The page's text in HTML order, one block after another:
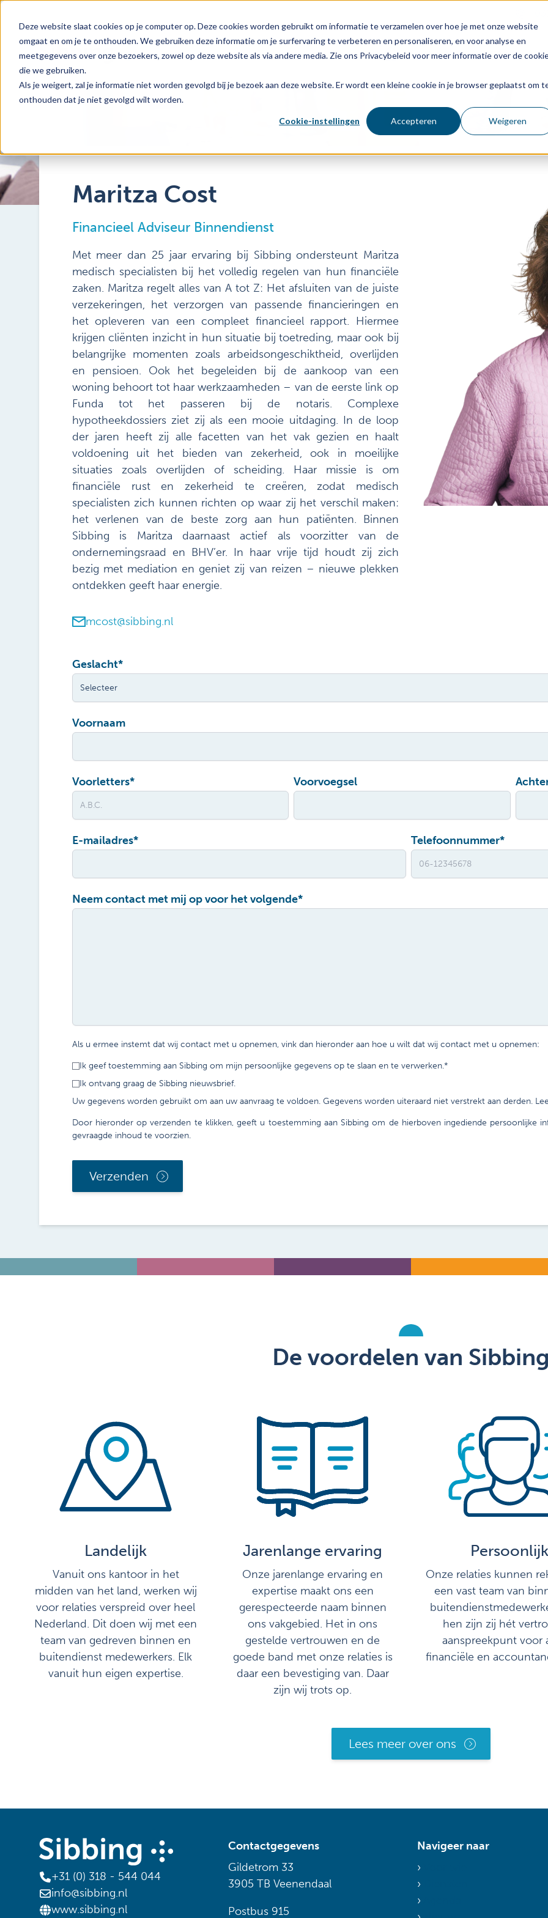
Deze website slaat cookies op je computer op. Deze cookies worden gebruikt om informatie te verzamelen over hoe je met onze website
omgaat en om je te onthouden. We gebruiken deze informatie om je surfervaring te verbeteren en personaliseren, en voor analyse en
meetgegevens over onze bezoekers, zowel op deze website als via andere media. Zie ons Privacybeleid voor meer informatie over de
die we gebruiken.
Als je weigert, zal je informatie niet worden gevolgd bij je bezoek aan deze website. Er wordt een kleine cookie in je browser geplaatst om
onthouden dat je niet gevolgd wilt worden.
Cookie-instellingen Accepteren Weigeren
Voor wie Diensten
Maritza Cost
Financieel Adviseur Binnendienst
Met meer dan 25 jaar ervaring bij Sibbing ondersteunt Maritza
medisch specialisten bij het volledig regelen van hun financiële
zaken. Maritza regelt alles van A tot Z: Het afsluiten van de juiste
verzekeringen, het verzorgen van passende financieringen en
het opleveren van een compleet financieel rapport. Hiermee
krijgen cliënten inzicht in hun situatie bij toetreding, maar ook bij
belangrijke momenten zoals arbeidsongeschiktheid, overlijden
en pensioen. Ook het begeleiden bij de aankoop van een
woning behoort tot haar werkzaamheden – van de eerste link op
Funda tot het passeren bij de notaris. Complexe
hypotheekdossiers ziet zij als een mooie uitdaging. In de loop
der jaren heeft zij alle facetten van het vak gezien en haalt
voldoening uit het bieden van zekerheid, ook in moeilijke
situaties zoals overlijden of scheiding. Haar missie is om
financiële rust en zekerheid te creëren, zodat medisch
specialisten zich kunnen richten op waar zij het verschil maken:
het verlenen van de beste zorg aan hun patiënten. Binnen
Sibbing is Maritza daarnaast actief als voorzitter van de
ondernemingsraad en BHV’er. In haar vrije tijd houdt zij zich
bezig met mediation en geniet zij van reizen – nieuwe plekken
ontdekken geeft haar energie.
mcost@sibbing.nl
Geslacht*
Voornaam
Voorletters* Voorvoegsel
E-mailadres* Telefoonnummer*
Neem contact met mij op voor het volgende*
Als u ermee instemt dat wij contact met u opnemen, vink dan hieronder aan hoe u wilt dat wij contact met u opnemen:
Ik geef toestemming aan Sibbing om mijn persoonlijke gegevens op te slaan en te verwerken.*
Ik ontvang graag de Sibbing nieuwsbrief.
Uw gegevens worden gebruikt om aan uw aanvraag te voldoen. Gegevens worden uiteraard niet verstrekt aan derden.
Door hieronder op verzenden te klikken, geeft u toestemming aan Sibbing om de hierboven ingediende persoonlijke
gevraagde inhoud te voorzien.
De voordelen van Sibbing
Landelijk
Vanuit ons kantoor in het
midden van het land, werken wij
voor relaties verspreid over heel
Nederland. Dit doen wij met een
team van gedreven binnen en
buitendienst medewerkers. Elk
vanuit hun eigen expertise.
Jarenlange ervaring
Onze jarenlange ervaring en
expertise maakt ons een
gerespecteerde naam binnen
ons vakgebied. Het in ons
gestelde vertrouwen en de
goede band met onze relaties is
daar een bevestiging van. Daar
zijn wij trots op.
Persoonlijk
Onze relaties kunnen
een vast team van
hen zijn zij hét
aanspreekpunt voor
financiële en
Lees meer over ons
+31 (0) 318 - 544 044
info@sibbing.nl
www.sibbing.nl
Contactgegevens
Gildetrom 33
3905 TB Veenendaal
Postbus 915
Navigeer naar